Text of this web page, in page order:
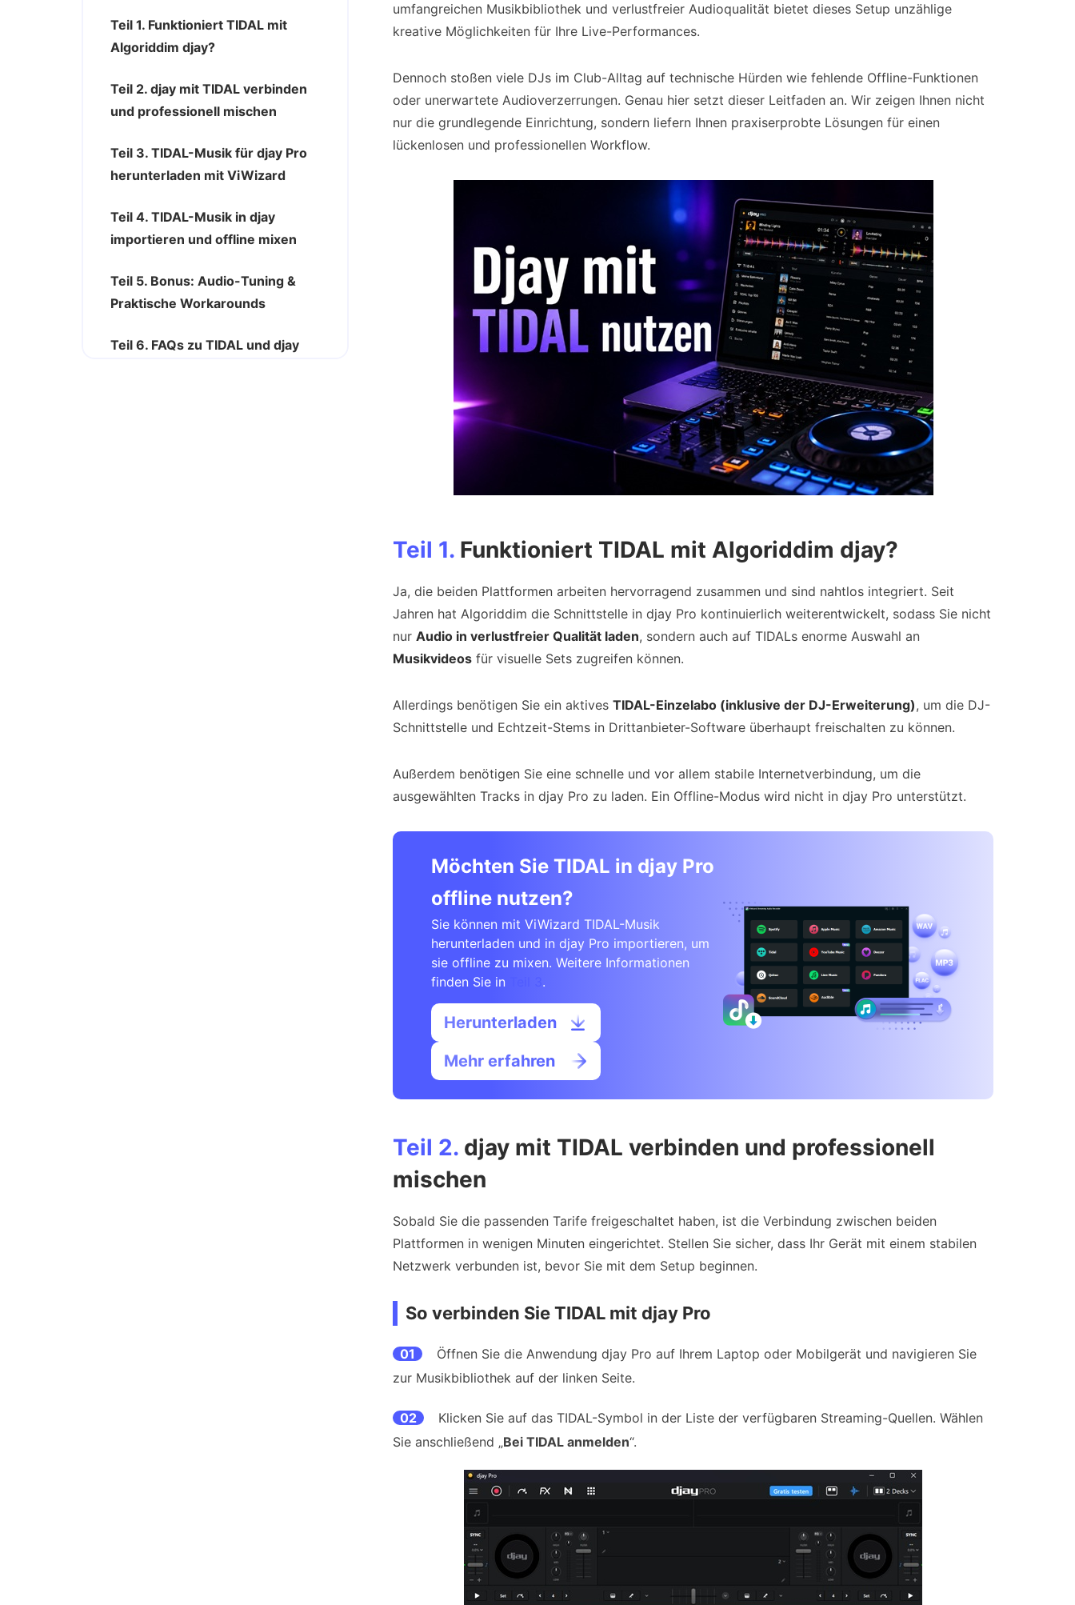
Teil 1. Funktioniert TIDAL mit
Algoriddim djay?
Teil 2. djay mit TIDAL verbinden
und professionell mischen
Teil 3. TIDAL-Musik für djay Pro
herunterladen mit ViWizard
Teil 4. TIDAL-Musik in djay
importieren und offline mixen
Teil 5. Bonus: Audio-Tuning &
Praktische Workarounds
Teil 6. FAQs zu TIDAL und djay
umfangreichen Musikbibliothek und verlustfreier Audioqualität bietet dieses Setup unzählige
kreative Möglichkeiten für Ihre Live-Performances.
Dennoch stoßen viele DJs im Club-Alltag auf technische Hürden wie fehlende Offline-Funktionen
oder unerwartete Audioverzerrungen. Genau hier setzt dieser Leitfaden an. Wir zeigen Ihnen nicht
nur die grundlegende Einrichtung, sondern liefern Ihnen praxiserprobte Lösungen für einen
lückenlosen und professionellen Workflow.
Teil 1. Funktioniert TIDAL mit Algoriddim djay?
Ja, die beiden Plattformen arbeiten hervorragend zusammen und sind nahtlos integriert. Seit
Jahren hat Algoriddim die Schnittstelle in djay Pro kontinuierlich weiterentwickelt, sodass Sie nicht
nur Audio in verlustfreier Qualität laden, sondern auch auf TIDALs enorme Auswahl an
Musikvideos für visuelle Sets zugreifen können.
Allerdings benötigen Sie ein aktives TIDAL-Einzelabo (inklusive der DJ-Erweiterung), um die DJ-
Schnittstelle und Echtzeit-Stems in Drittanbieter-Software überhaupt freischalten zu können.
Außerdem benötigen Sie eine schnelle und vor allem stabile Internetverbindung, um die
ausgewählten Tracks in djay Pro zu laden. Ein Offline-Modus wird nicht in djay Pro unterstützt.
Möchten Sie TIDAL in djay Pro
offline nutzen?
Sie können mit ViWizard TIDAL-Musik
herunterladen und in djay Pro importieren, um
sie offline zu mixen. Weitere Informationen
finden Sie in
.
Herunterladen
Mehr erfahren
Teil 2. djay mit TIDAL verbinden und professionell
mischen
Sobald Sie die passenden Tarife freigeschaltet haben, ist die Verbindung zwischen beiden
Plattformen in wenigen Minuten eingerichtet. Stellen Sie sicher, dass Ihr Gerät mit einem stabilen
Netzwerk verbunden ist, bevor Sie mit dem Setup beginnen.
So verbinden Sie TIDAL mit djay Pro
01
Öffnen Sie die Anwendung djay Pro auf Ihrem Laptop oder Mobilgerät und navigieren Sie
zur Musikbibliothek auf der linken Seite.
02
Klicken Sie auf das TIDAL-Symbol in der Liste der verfügbaren Streaming-Quellen. Wählen
Sie anschließend „Bei TIDAL anmelden“.